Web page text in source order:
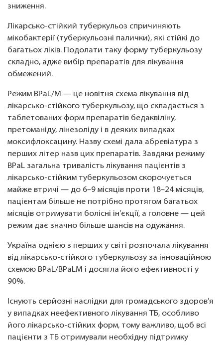
зниження.
Лікарсько-стійкий туберкульоз спричиняють
мікобактерії (туберкульозні палички), які стійкі до
багатьох ліків. Подолати таку форму туберкульозу
складно, адже вибір препаратів для лікування
обмежений.
Режим BPaL/M — це новітня схема лікування від
лікарсько-стійкого туберкульозу, що складається з
таблетованих форм препаратів бедаквіліну,
претоманіду, лінезоліду і в деяких випадках
моксифлоксацину. Назву схемі дала абревіатура з
перших літер назв цих препаратів. Завдяки режиму
BPaL загальна тривалість лікування пацієнтів з
лікарсько-стійким туберкульозом скорочується
майже втричі — до 6–9 місяців проти 18–24 місяців,
пацієнтам більше не потрібно протягом багатьох
місяців отримувати болісні ін’єкції, а головне — цей
режим дає значно більше шансів на одужання.
Україна однією з перших у світі розпочала лікування
від лікарсько-стійкого туберкульозу за інноваційною
схемою BPaL/BPaLM і досягла його ефективності у
90%.
Існують серйозні наслідки для громадського здоров’я
у випадках неефективного лікування ТБ, особливо
його лікарсько-стійких форм, тому важливо, щоб всі
пацієнти з ТБ отримували необхідну підтримку